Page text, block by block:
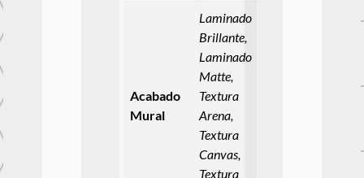
Acabado
Mural
Laminado
Brillante,
Laminado
Matte,
Textura
Arena,
Textura
Canvas,
Textura